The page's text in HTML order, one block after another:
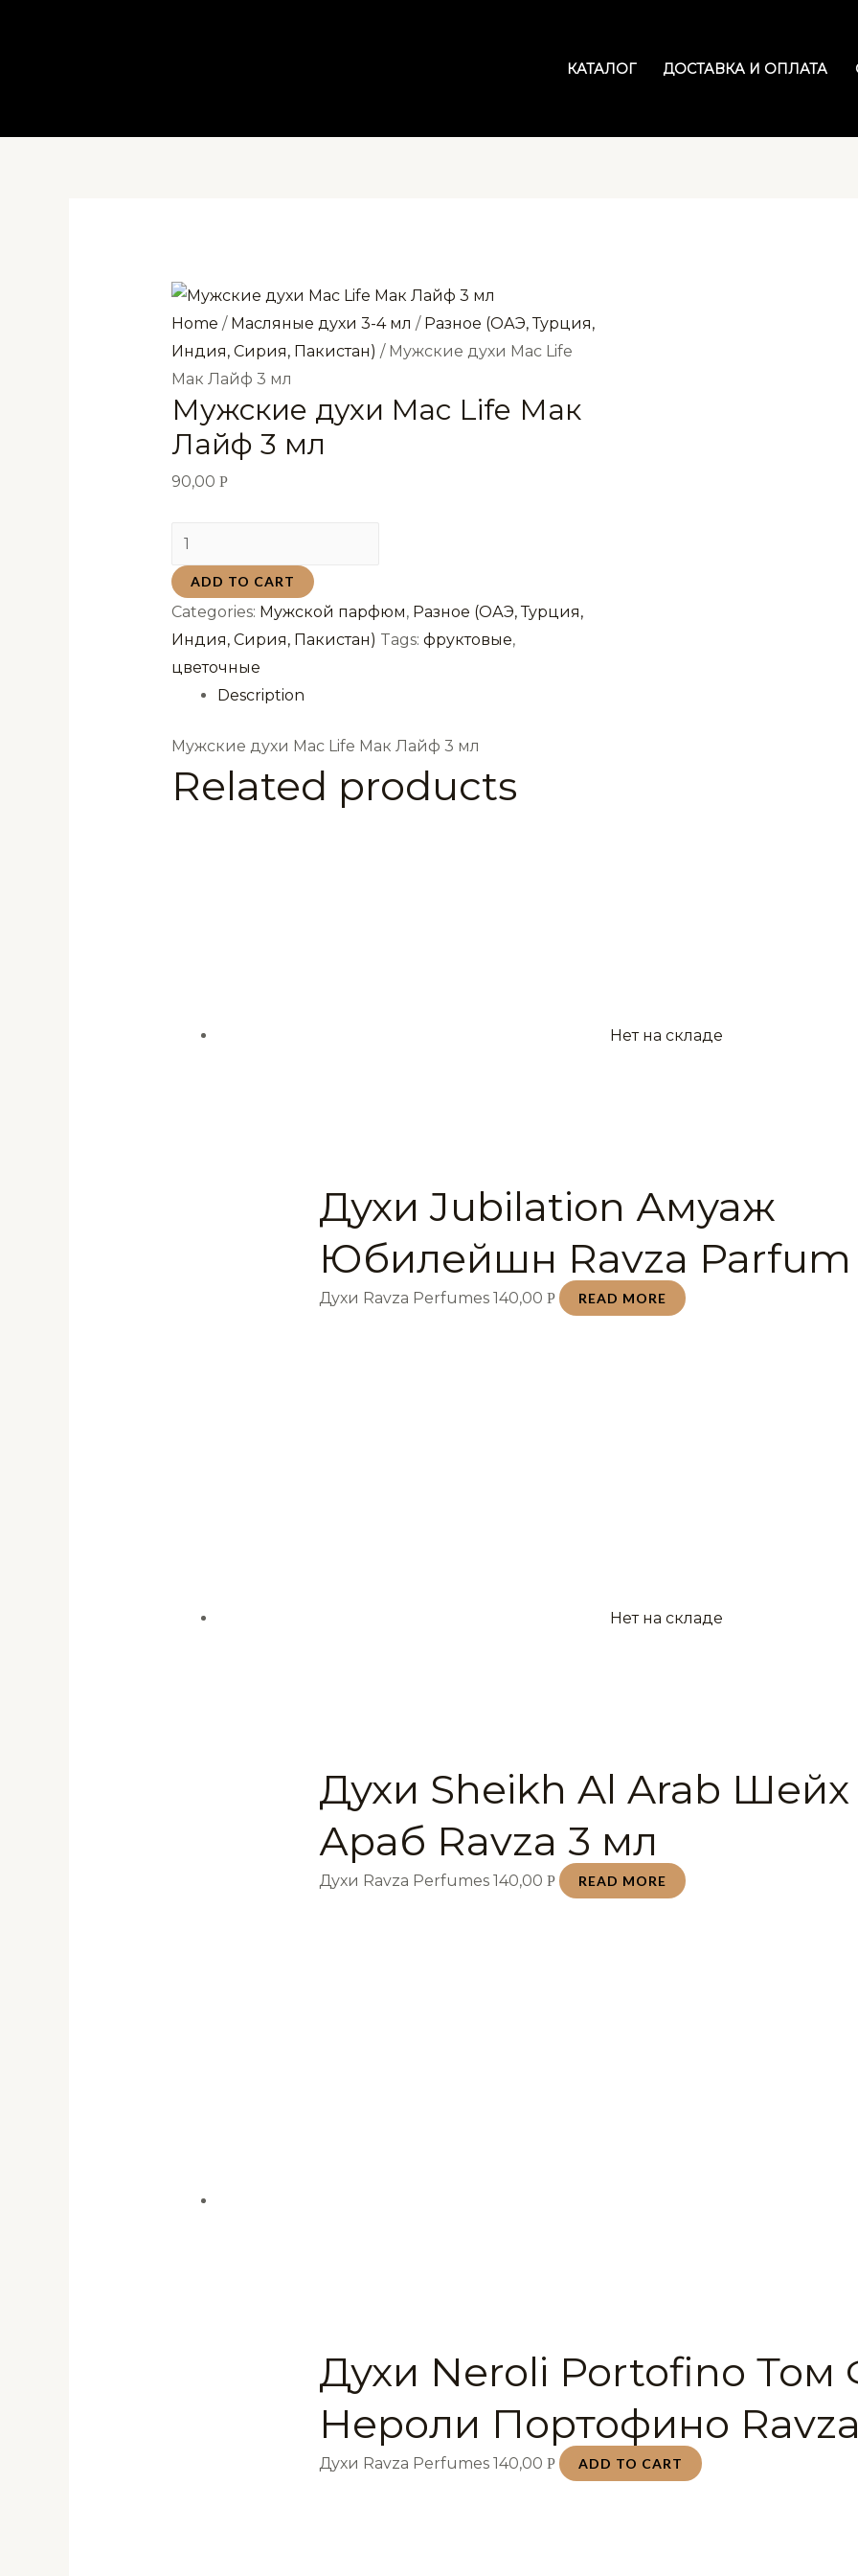
КАТАЛОГ ДОСТАВКА И ОПЛАТА
Home / Масляные духи 3-4 мл / Разное (ОАЭ, Турция,
Индия, Сирия, Пакистан) / Мужские духи Mac Life
Мак Лайф 3 мл
Мужские духи Mac Life Мак
Лайф 3 мл
90,00 Р
Мужские
духи
Mac
Life
Мак
Лайф
quantity
ADD TO CART
Categories: Мужской парфюм, Разное (ОАЭ, Турция,
Индия, Сирия, Пакистан) Tags: фруктовые,
цветочные
Description
Мужские духи Mac Life Мак Лайф 3 мл
Related products
Нет на складе
Духи Jubilation Амуаж
Юбилейшн Ravza
Духи Ravza Perfumes140,00Р READ MORE
Нет на складе
Духи Sheikh Al Arab
Араб Ravza 3 мл
Духи Ravza Perfumes140,00Р READ MORE
Духи Neroli Portofino Том
Нероли Портофино
Духи Ravza Perfumes140,00Р ADD TO CART